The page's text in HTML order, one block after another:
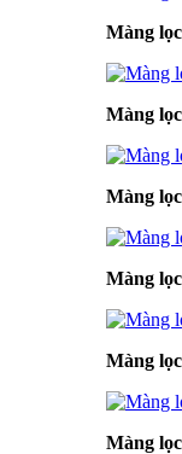
Màng
Màng
Màng
Màng
Màng
Màng